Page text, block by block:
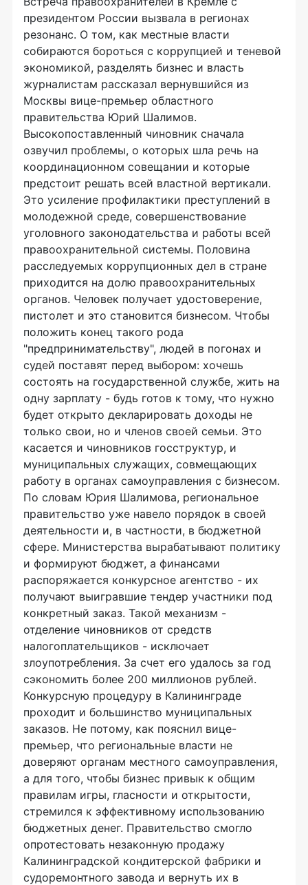
президентом России вызвала в регионах
резонанс. О том, как местные власти
собираются бороться с коррупцией и теневой
экономикой, разделять бизнес и власть
журналистам рассказал вернувшийся из
Москвы вице-премьер областного
правительства Юрий Шалимов.
Высокопоставленный чиновник сначала
озвучил проблемы, о которых шла речь на
координационном совещании и которые
предстоит решать всей властной вертикали.
Это усиление профилактики преступлений в
молодежной среде, совершенствование
уголовного законодательства и работы всей
правоохранительной системы. Половина
расследуемых коррупционных дел в стране
приходится на долю правоохранительных
органов. Человек получает удостоверение,
пистолет и это становится бизнесом. Чтобы
положить конец такого рода
"предпринимательству", людей в погонах и
судей поставят перед выбором: хочешь
состоять на государственной службе, жить на
одну зарплату - будь готов к тому, что нужно
будет открыто декларировать доходы не
только свои, но и членов своей семьи. Это
касается и чиновников госструктур, и
муниципальных служащих, совмещающих
работу в органах самоуправления с бизнесом.
По словам Юрия Шалимова, региональное
правительство уже навело порядок в своей
деятельности и, в частности, в бюджетной
сфере. Министерства вырабатывают политику
и формируют бюджет, а финансами
распоряжается конкурсное агентство - их
получают выигравшие тендер участники под
конкретный заказ. Такой механизм -
отделение чиновников от средств
налогоплательщиков - исключает
злоупотребления. За счет его удалось за год
сэкономить более 200 миллионов рублей.
Конкурсную процедуру в Калининграде
проходит и большинство муниципальных
заказов. Не потому, как пояснил вице-
премьер, что региональные власти не
доверяют органам местного самоуправления,
а для того, чтобы бизнес привык к общим
правилам игры, гласности и открытости,
стремился к эффективному использованию
бюджетных денег. Правительство смогло
опротестовать незаконную продажу
Калининградской кондитерской фабрики и
судоремонтного завода и вернуть их в